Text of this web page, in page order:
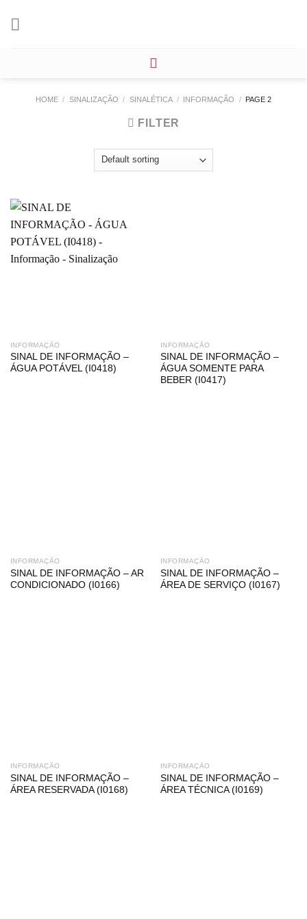
HOME / SINALIZAÇÃO / SINALÉTICA / INFORMAÇÃO / PAGE 2
FILTER
INFORMAÇÃO
SINAL DE INFORMAÇÃO –
ÁGUA POTÁVEL (I0418)
INFORMAÇÃO
SINAL DE INFORMAÇÃO –
ÁGUA SOMENTE PARA
BEBER (I0417)
INFORMAÇÃO
SINAL DE INFORMAÇÃO – AR
CONDICIONADO (I0166)
INFORMAÇÃO
SINAL DE INFORMAÇÃO –
ÁREA DE SERVIÇO (I0167)
INFORMAÇÃO
SINAL DE INFORMAÇÃO –
ÁREA RESERVADA (I0168)
INFORMAÇÃO
SINAL DE INFORMAÇÃO –
ÁREA TÉCNICA (I0169)